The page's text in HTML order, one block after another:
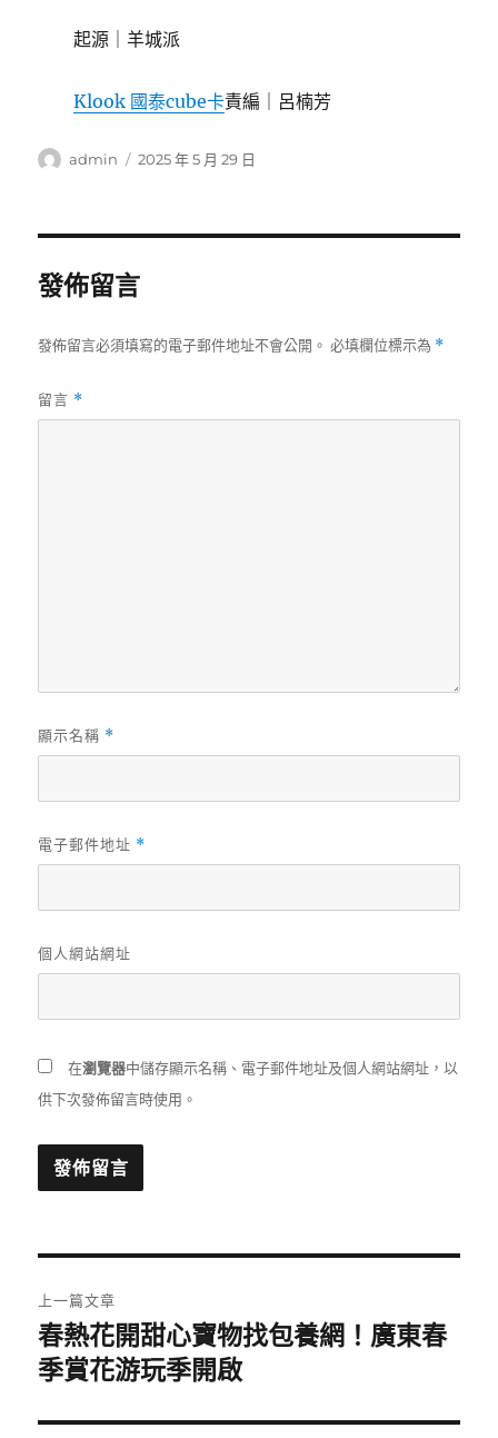
起源｜羊城派
Klook 國泰cube卡責編｜呂楠芳
作
admin
發
2025 年 5 月 29 日
發佈留言
發佈留言必須填寫的電子郵件地址不會公開。 必填欄位標示為 *
留言 *
顯示名稱 *
電子郵件地址 *
個人網站網址
在瀏覽器中儲存顯示名稱、電子郵件地址及個人網站網址，以
供下次發佈留言時使用。
章
導
覽
上一篇文章
上
一
文
春熱花開甜心寶物找包養網！廣東春
季賞花游玩季開啟